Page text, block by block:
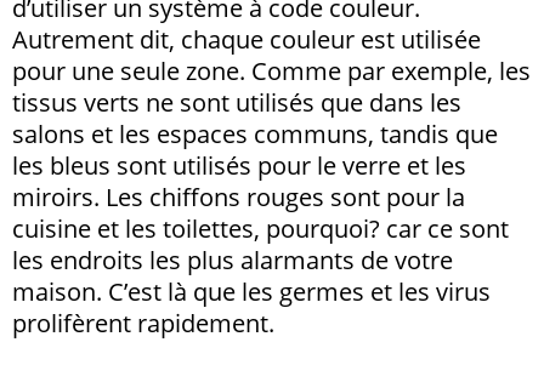
d’utiliser un système à code couleur.
Autrement dit, chaque couleur est utilisée
pour une seule zone. Comme par exemple, les
tissus verts ne sont utilisés que dans les
salons et les espaces communs, tandis que
les bleus sont utilisés pour le verre et les
miroirs. Les chiffons rouges sont pour la
cuisine et les toilettes, pourquoi? car ce sont
les endroits les plus alarmants de votre
maison. C’est là que les germes et les virus
prolifèrent rapidement.